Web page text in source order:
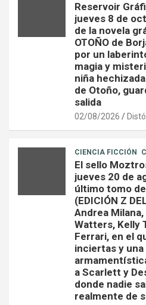
Reservoir
jueves 8 de
de la novela
OTOÑO de
por un
magia y
niña
de Otoño,
salida
02/08/2026
CIENCIA FICCIÓN
El sello
jueves 20 de
último tomo de
(EDICIÓN Z
Andrea
Watters, Kelly
Ferrari, en el
inciertas y
a Scarlett y
donde nadie
realmente de